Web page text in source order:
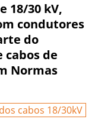
18/30 kV,
condutores
do
cabos de
Normas
cabos 18/30kV